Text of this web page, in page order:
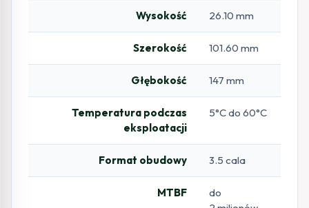
Wysokość 26.10 mm
Szerokość 101.60 mm
Głębokość 147 mm
Temperatura podczas
eksploatacji
5°C do 60°C
Format obudowy 3.5 cala
MTBF
do